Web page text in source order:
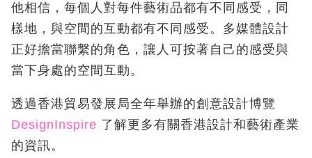
他相信，每個人對每件藝術品都有不同感受，同
樣地，與空間的互動都有不同感受。多媒體設計
正好擔當聯繫的角色，讓人可按著自己的感受與
當下身處的空間互動。
透過香港貿易發展局全年舉辦的創意設計博覽
DesignInspire 了解更多有關香港設計和藝術產業
的資訊。